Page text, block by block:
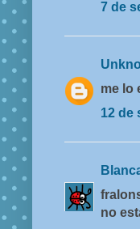
7 de
me lo
12 de
no